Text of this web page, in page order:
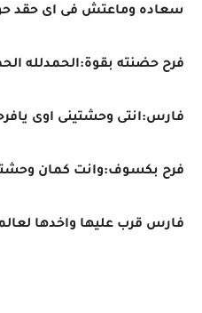
سعاده وماعتش فى اى حقد
فرح حضنته بقوة:الحمدلله
فارس:انتى وحشتينى اوى
فرح بكسوف:وانت كمان
فارس قرب عليها واخدها